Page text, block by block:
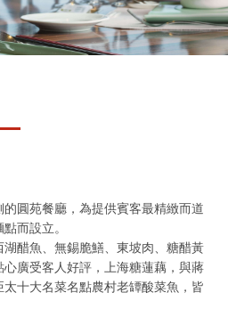
圓苑餐廳，為提供賓客最精緻而道
而設立。
醋魚、無錫脆鱔、東坡肉、糖醋黃
廣受客人好評，上海糖蓮藕，與蔣
十大名菜名點農村老罈酸菜魚，皆